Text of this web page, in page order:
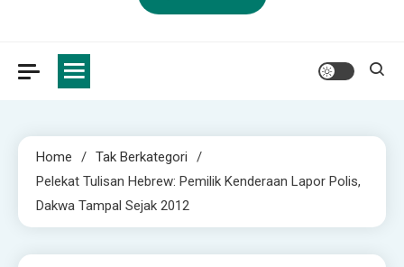
Home
Tak Berkategori
Pelekat Tulisan Hebrew: Pemilik Kenderaan Lapor Polis,
Dakwa Tampal Sejak 2012